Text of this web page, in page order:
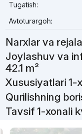
Tugatish:
Avtoturargoh:
Narxlar va
Joylashuv va
42.1 m²
Xususiyatlari 1-
Qurilishning
Tavsif 1-xonali